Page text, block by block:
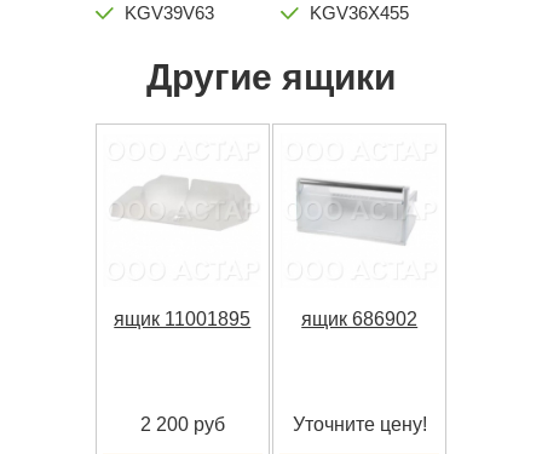
KGV39V63
KGV36X455
Другие ящики
ящик 11001895
2 200 руб
ящик 686902
Уточните цену!